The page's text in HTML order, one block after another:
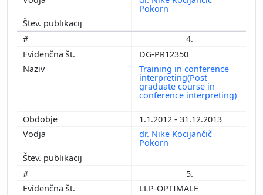
Pokorn
4.
DG-PR12350
Training in conference
interpreting(Post
graduate course in
conference interpreting)
1.1.2012 - 31.12.2013
dr. Nike Kocijančič
Pokorn
5.
LLP-OPTIMALE